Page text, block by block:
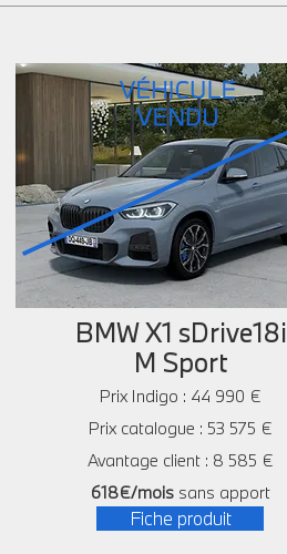
BMW X1 sDrive18i
M Sport
Prix Indigo : 44 990 €
Prix catalogue : 53 575 €
Avantage client : 8 585 €
618€/mois sans apport
Fiche produit